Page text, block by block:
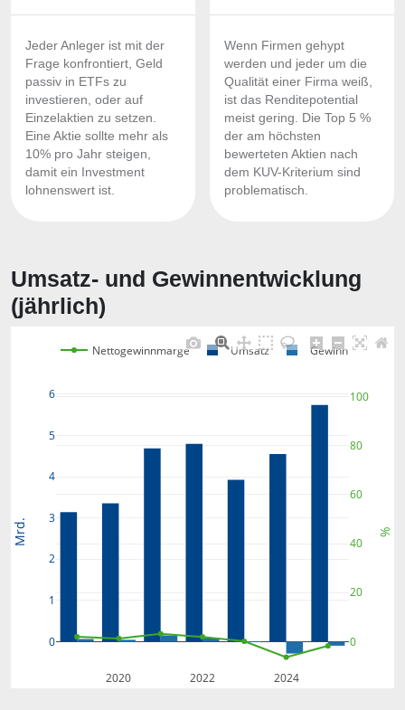
Jeder Anleger ist mit der
Frage konfrontiert, Geld
passiv in ETFs zu
investieren, oder auf
Einzelaktien zu setzen.
Eine Aktie sollte mehr als
10% pro Jahr steigen,
damit ein Investment
lohnenswert ist.
Wenn Firmen gehypt
werden und jeder um die
Qualität einer Firma weiß,
ist das Renditepotential
meist gering. Die Top 5 %
der am höchsten
bewerteten Aktien nach
dem KUV-Kriterium sind
problematisch.
Umsatz- und Gewinnentwicklung
(jährlich)
2020 2022 2024
0
1
2
3
4
5
6
0
20
40
60
80
100
Nettogewinnmarge Umsatz Gewinn
Mrd. %